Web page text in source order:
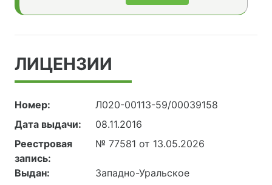
ЛИЦЕНЗИИ
Номер:
Л020-00113-59/00039158
Дата выдачи:
08.11.2016
Реестровая
запись:
№ 77581 от 13.05.2026
Выдан:
Западно-Уральское